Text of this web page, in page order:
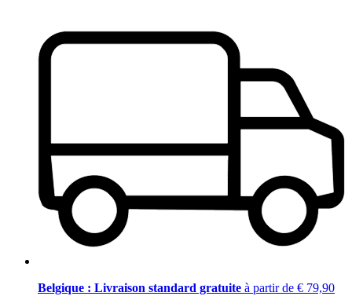
Belgique : Livraison standard gratuite à partir de € 79,90